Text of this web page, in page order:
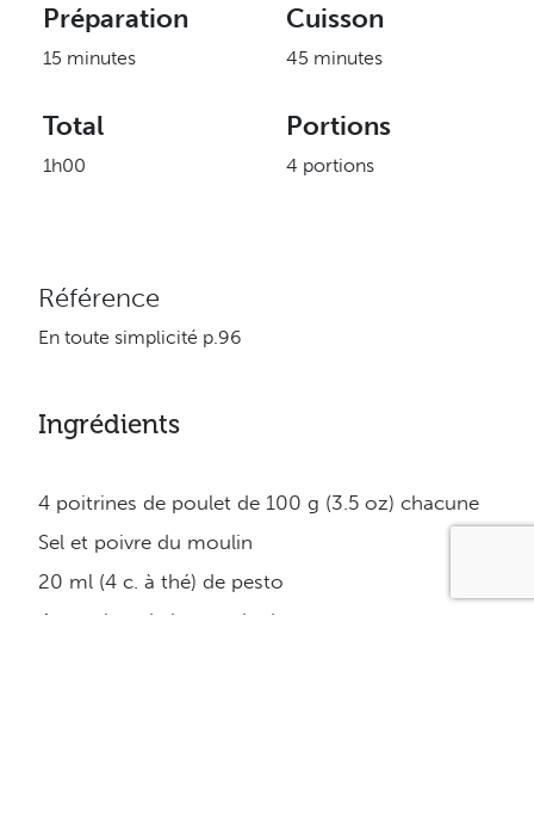
Préparation
15 minutes
Cuisson
45 minutes
Total
1h00
Portions
4 portions
Référence
En toute simplicité p.96
Ingrédients
4 poitrines de poulet de 100 g (3.5 oz) chacune
Sel et poivre du moulin
20 ml (4 c. à thé) de pesto
4 tranches de bacon de dos